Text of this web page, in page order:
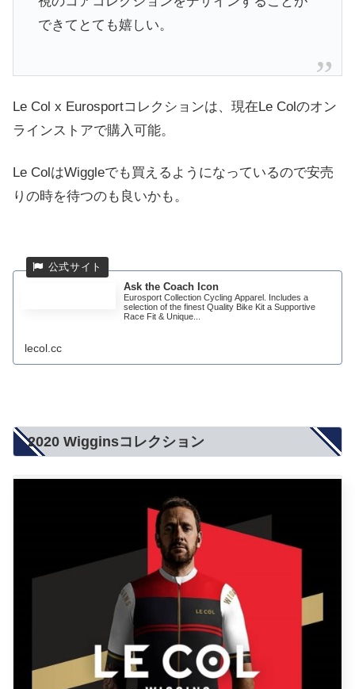
できてとても嬉しい。
Le Col x Eurosportコレクションは、現在Le Colのオン
ラインストアで購入可能。
Le ColはWiggleでも買えるようになっているので安売
りの時を待つのも良いかも。
Ask the Coach Icon
Eurosport Collection Cycling Apparel. Includes a
selection of the finest Quality Bike Kit a Supportive
Race Fit & Unique...
lecol.cc
2020 Wigginsコレクション